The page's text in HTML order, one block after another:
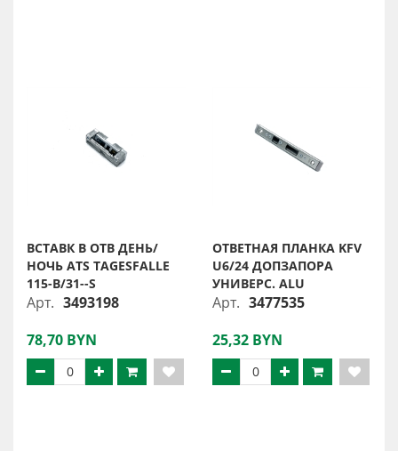
ВСТАВК В ОТВ ДЕНЬ/
НОЧЬ ATS TAGESFALLE
115-B/31--S
Арт. 3493198
78,70 BYN
ОТВЕТНАЯ ПЛАНКА KFV
U6/24 ДОПЗАПОРА
УНИВЕРС. ALU
Арт. 3477535
25,32 BYN